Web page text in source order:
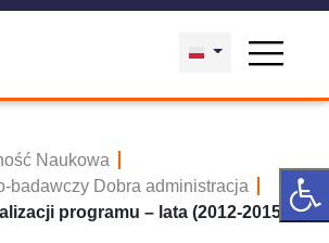
Naukowa
badawczy Dobra administracja
programu – lata (2012-2015)